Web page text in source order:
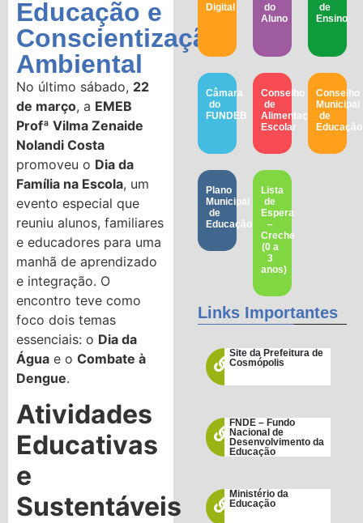
Educação e
Conscientização
Ambiental
No último sábado, 22
de março, a EMEB
Profª Vilma Zenaide
Nolandi Costa
promoveu o Dia da
Família na Escola, um
evento especial que
reuniu alunos, familiares
e educadores para uma
manhã de aprendizado
e integração. O
encontro teve como
foco dois temas
essenciais: o Dia da
Água e oCombate à
Dengue.
Atividades
Educativas
e
Sustentáveis
Digital
do
Aluno
de
Ensino
Câmara
do
FUNDEB
Conselho
de
Alimentação
Escolar
Conselho
Municipal
de
Educação​
Plano
Municipal
de
Educação
Lista
de
Espera
–
Creche
(0 a
3
anos)
Links Importantes
Site da Prefeitura de
Cosmópolis
FNDE – Fundo
Nacional de
Desenvolvimento da
Educação
Ministério da
Educação